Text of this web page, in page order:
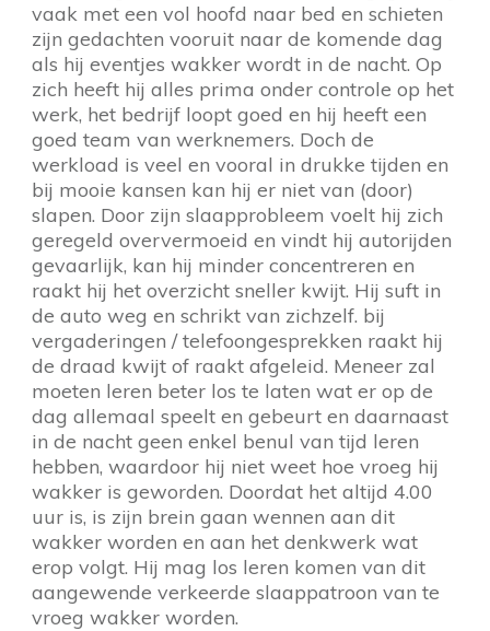
vaak met een vol hoofd naar bed en schieten
zijn gedachten vooruit naar de komende dag
als hij eventjes wakker wordt in de nacht. Op
zich heeft hij alles prima onder controle op het
werk, het bedrijf loopt goed en hij heeft een
goed team van werknemers. Doch de
werkload is veel en vooral in drukke tijden en
bij mooie kansen kan hij er niet van (door)
slapen. Door zijn slaapprobleem voelt hij zich
geregeld oververmoeid en vindt hij autorijden
gevaarlijk, kan hij minder concentreren en
raakt hij het overzicht sneller kwijt. Hij suft in
de auto weg en schrikt van zichzelf. bij
vergaderingen / telefoongesprekken raakt hij
de draad kwijt of raakt afgeleid. Meneer zal
moeten leren beter los te laten wat er op de
dag allemaal speelt en gebeurt en daarnaast
in de nacht geen enkel benul van tijd leren
hebben, waardoor hij niet weet hoe vroeg hij
wakker is geworden. Doordat het altijd 4.00
uur is, is zijn brein gaan wennen aan dit
wakker worden en aan het denkwerk wat
erop volgt. Hij mag los leren komen van dit
aangewende verkeerde slaappatroon van te
vroeg wakker worden.